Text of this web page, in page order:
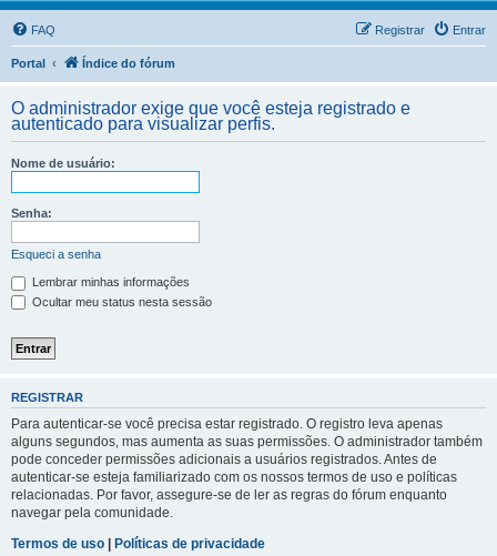
FAQ Entrar
Registrar
Portal Índice do fórum
O administrador exige que você esteja registrado e
autenticado para visualizar perfis.
Nome de usuário:
Senha:
Esqueci a senha
Lembrar minhas informações
Ocultar meu status nesta sessão
REGISTRAR
Para autenticar-se você precisa estar registrado. O registro leva apenas
alguns segundos, mas aumenta as suas permissões. O administrador também
pode conceder permissões adicionais a usuários registrados. Antes de
autenticar-se esteja familiarizado com os nossos termos de uso e políticas
relacionadas. Por favor, assegure-se de ler as regras do fórum enquanto
navegar pela comunidade.
Termos de uso | Políticas de privacidade